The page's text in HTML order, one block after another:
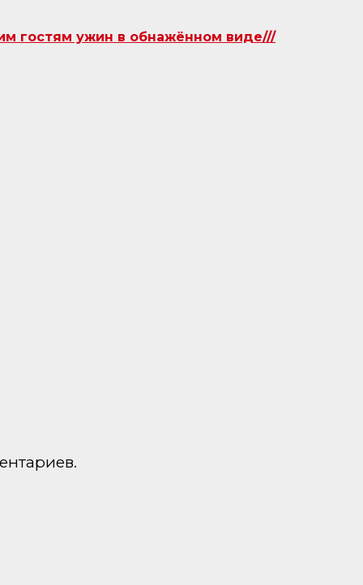
гостям ужин в обнажённом виде///